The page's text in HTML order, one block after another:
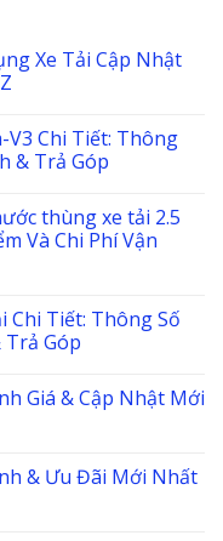
Xe Tải Cập Nhật
V3 Chi Tiết: Thông
& Trả Góp
thùng xe tải 2.5
Và Chi Phí Vận
Chi Tiết: Thông Số
Trả Góp
Giá & Cập Nhật Mới
& Ưu Đãi Mới Nhất